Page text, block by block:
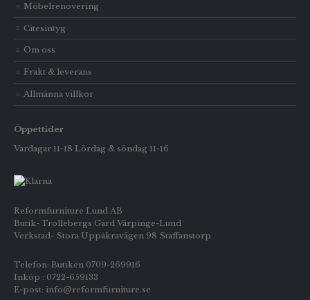
Möbelrenovering
Citesintyg
Om oss
Frakt & leverans
Allmänna villkor
Öppettider
Vardagar 11-18 Lördag & söndag 11-16
Reformfurniture Lund AB
Butik- Trollebergs Gård Värpinge-Lund
Verkstad- Stora Uppåkravägen 98 Staffanstorp
Telefon: Butiken 0709-269916
Inköp : 0722-659133
E-post: info@reformfurniture.se